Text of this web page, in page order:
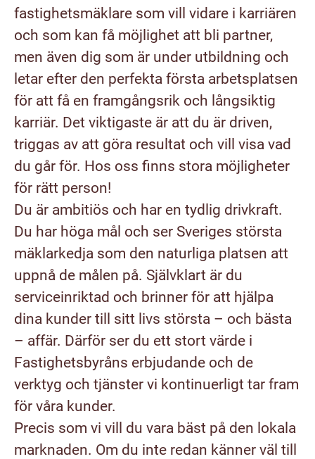
fastighetsmäklare som vill vidare i karriären
och som kan få möjlighet att bli partner,
men även dig som är under utbildning och
letar efter den perfekta första arbetsplatsen
för att få en framgångsrik och långsiktig
karriär. Det viktigaste är att du är driven,
triggas av att göra resultat och vill visa vad
du går för. Hos oss finns stora möjligheter
för rätt person!
Du är ambitiös och har en tydlig drivkraft.
Du har höga mål och ser Sveriges största
mäklarkedja som den naturliga platsen att
uppnå de målen på. Självklart är du
serviceinriktad och brinner för att hjälpa
dina kunder till sitt livs största – och bästa
– affär. Därför ser du ett stort värde i
Fastighetsbyråns erbjudande och de
verktyg och tjänster vi kontinuerligt tar fram
för våra kunder.
Precis som vi vill du vara bäst på den lokala
marknaden. Om du inte redan känner väl till